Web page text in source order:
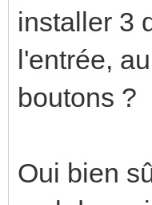
installer 3
l'entrée,
boutons ?
Oui bien